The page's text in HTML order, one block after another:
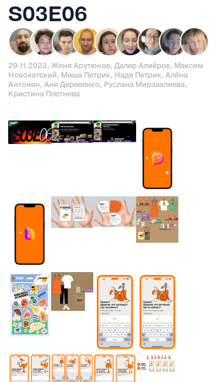
S03E06
29.11.2023, Женя Арутюнов, Далер Алиёров, Максим
Новохатский, Миша Петрик, Надя Петрик, Алёна
Антонян, Аня Деревянко, Руслана Мирзаалиева,
Кристина Плетнева